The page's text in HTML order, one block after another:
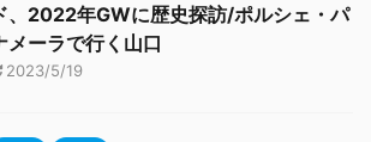
、2022年GWに歴史探訪/ポルシェ・パ
メーラで行く山口
2023/5/19